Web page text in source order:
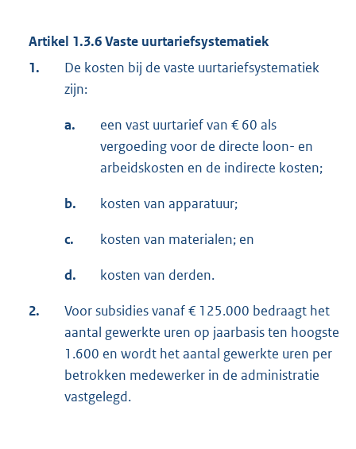
Artikel 1.3.6 Vaste uurtariefsystematiek
1.
De kosten bij de vaste uurtariefsystematiek
zijn:
a.
een vast uurtarief van € 60 als
vergoeding voor de directe loon- en
arbeidskosten en de indirecte kosten;
b. kosten van apparatuur;
c. kosten van materialen; en
d. kosten van derden.
2.
Voor subsidies vanaf € 125.000 bedraagt het
aantal gewerkte uren op jaarbasis ten hoogste
1.600 en wordt het aantal gewerkte uren per
betrokken medewerker in de administratie
vastgelegd.